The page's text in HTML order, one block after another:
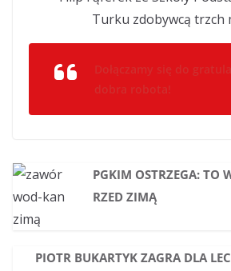
Dołączamy się do
dobra robota!
PGKIM OSTRZEGA: TO
RZED ZIMĄ
PIOTR BUKARTYK ZAGRA DLA